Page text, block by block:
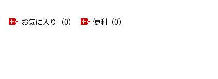
お気に入り（0）
便利（0）